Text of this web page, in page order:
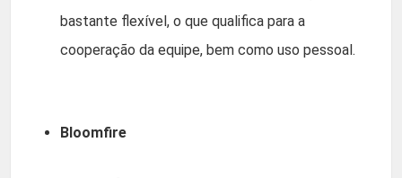
bastante flexível, o que qualifica para a
cooperação da equipe, bem como uso pessoal.
Bloomfire